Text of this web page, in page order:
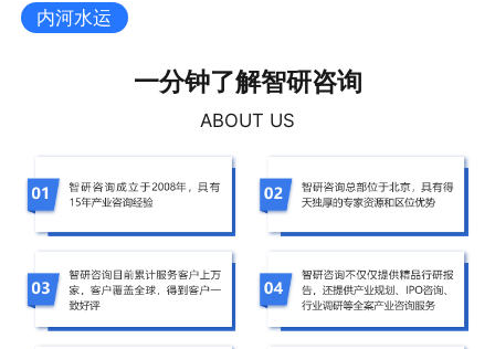
内河水运
一分钟了解智研咨询
ABOUT US